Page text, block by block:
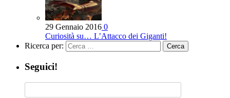
29 Gennaio 2016 0
Curiosità su… L’Attacco dei Giganti!
Ricerca per:
Seguici!